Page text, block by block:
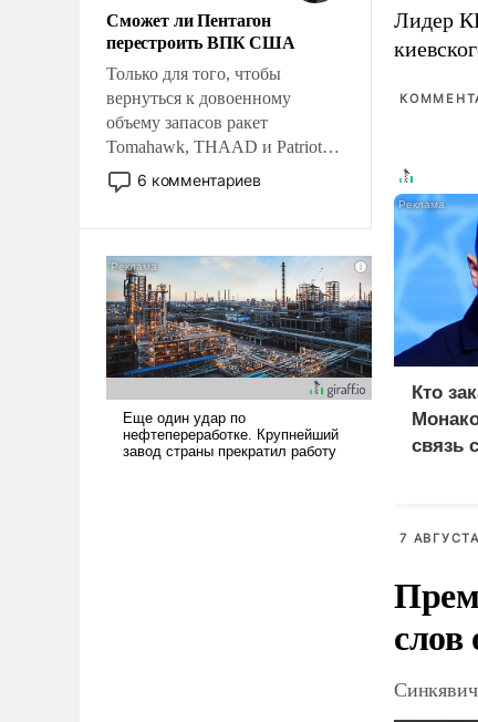
возможности.
Сможет ли Пентагон
перестроить ВПК США
Только для того, чтобы
вернуться к довоенному
объему запасов ракет
Tomahawk, THAAD и Patriot
США потребуется более трех
лет. Даже небольшая война с
Сложившаяся ситуация
означает многолетний период
уязвимости США, например,
перед Китаем.
6 комментариев
Лидер
Кто
связь
7
слов